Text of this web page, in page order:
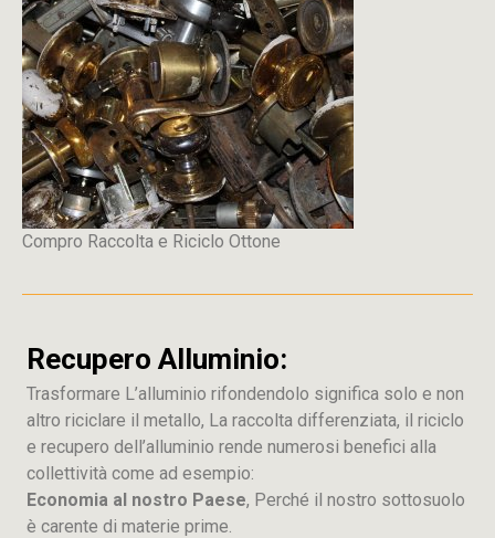
Compro Raccolta e Riciclo Ottone
Recupero Alluminio:
Trasformare L’alluminio rifondendolo significa solo e non
altro riciclare il metallo, La raccolta differenziata, il riciclo
e recupero dell’alluminio rende numerosi benefici alla
collettività come ad esempio:
Economia al nostro Paese, Perché il nostro sottosuolo
è carente di materie prime.